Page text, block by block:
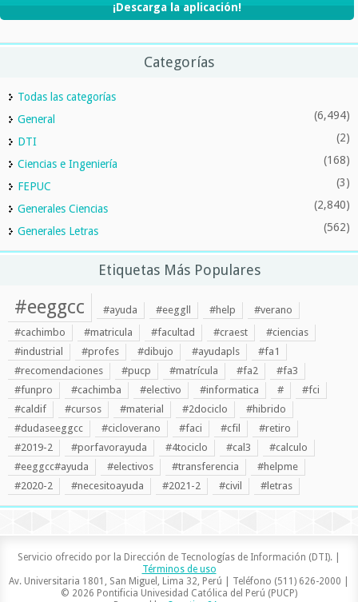
¡Descarga la aplicación!
Categorías
Todas las categorías
General
(6,494)
DTI (2)
Ciencias e Ingeniería (168)
FEPUC (3)
Generales Ciencias (2,840)
Generales Letras (562)
Etiquetas Más Populares
#eeggcc #ayuda #eeggll #help
#verano
#cachimbo
#matricula #facultad #craest
#ciencias
#industrial
#profes #dibujo #ayudapls
#fa1
#recomendaciones
#pucp #matrícula #fa2
#fa3
#funpro
#cachimba #electivo #informatica #
#fci
#caldif
#cursos #material #2dociclo
#hibrido
#dudaseeggcc
#cicloverano #faci #cfil
#retiro
#2019-2
#porfavorayuda #4tociclo #cal3
#calculo
#eeggcc#ayuda
#electivos #transferencia
#helpme
#2020-2
#necesitoayuda #2021-2 #civil #letras
Servicio ofrecido por la Dirección de Tecnologías de Información (DTI). |
Términos de uso
Av. Universitaria 1801, San Miguel, Lima 32, Perú | Teléfono (511) 626-2000 |
© 2026 Pontificia Univesidad Católica del Perú (PUCP)